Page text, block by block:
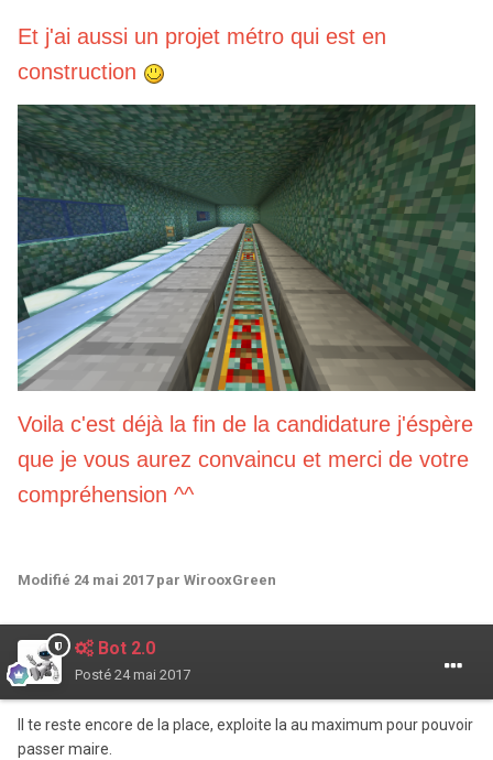
Et j'ai aussi un projet métro qui est en
construction
Voila c'est déjà la fin de la candidature j'éspère
que je vous aurez convaincu et merci de votre
compréhension ^^
Modifié 24 mai 2017par WirooxGreen
Bot 2.0
Posté 24 mai 2017
Il te reste encore de la place, exploite la au maximum pour pouvoir
passer maire.